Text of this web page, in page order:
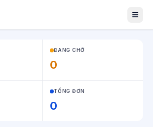
ĐANG CHỜ
0
TỔNG ĐƠN
0